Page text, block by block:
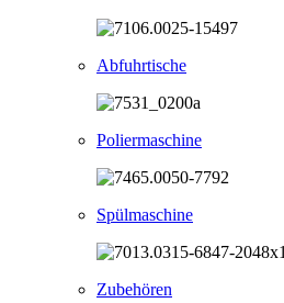
Abfuhrtische
Poliermaschine
Spülmaschine
Zubehören